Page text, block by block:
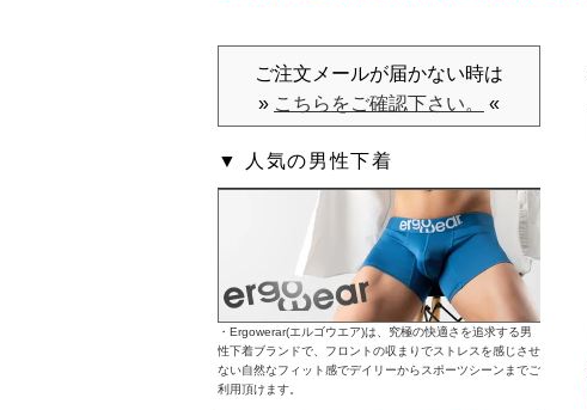
ご注文メールが届かない時は
» こちらをご確認下さい。 «
▼ 人気の男性下着
・Ergowerar(エルゴウエア)は、究極の快適さを追求する男
性下着ブランドで、フロントの収まりでストレスを感じさせ
ない自然なフィット感でデイリーからスポーツシーンまでご
利用頂けます。